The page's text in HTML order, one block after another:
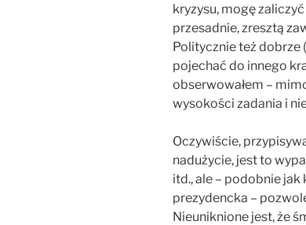
kryzysu, mogę
przesadnie, zresztą
Politycznie też dobrze
pojechać do innego
obserwowałem –
wysokości zadania i
Oczywiście,
nadużycie, jest to
itd., ale – podobnie
prezydencka –
Nieuniknione jest, że